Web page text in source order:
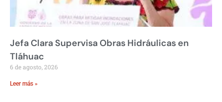
Jefa Clara Supervisa Obras Hidráulicas en
Tláhuac
6 de agosto, 2026
Leer más »